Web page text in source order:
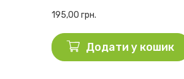
195,00грн.
Додати у кошик